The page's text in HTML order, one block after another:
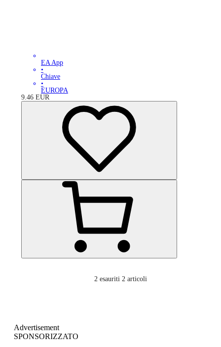
EA App
•
Chiave
•
EUROPA
9.46 EUR
2 esauriti 2 articoli
Advertisement
SPONSORIZZATO